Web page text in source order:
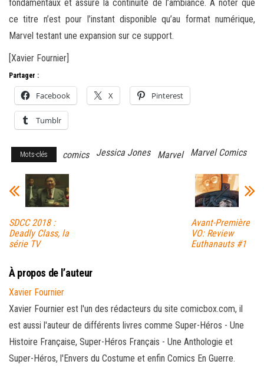
fondamentaux et assure la continuité de l’ambiance. A noter que
ce titre n’est pour l’instant disponible qu’au format numérique,
Marvel testant une expansion sur ce support.
[Xavier Fournier]
Partager :
Facebook X Pinterest
Tumblr
Mots-clés comics Jessica Jones Marvel Marvel Comics
SDCC 2018 :
Deadly Class, la
série TV
Avant-Première
VO: Review
Euthanauts #1
À propos de l’auteur
Xavier Fournier
Xavier Fournier est l'un des rédacteurs du site comicbox.com, il
est aussi l'auteur de différents livres comme Super-Héros - Une
Histoire Française, Super-Héros Français - Une Anthologie et
Super-Héros, l'Envers du Costume et enfin Comics En Guerre.